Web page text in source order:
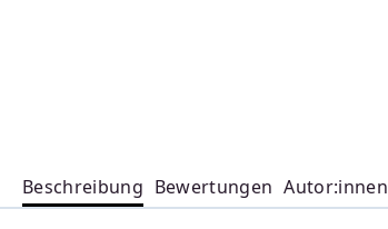
Beschreibung Bewertungen Autor:innen